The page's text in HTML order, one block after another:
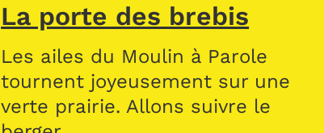
La porte des brebis
Les ailes du Moulin à Parole
tournent joyeusement sur une
verte prairie. Allons suivre le